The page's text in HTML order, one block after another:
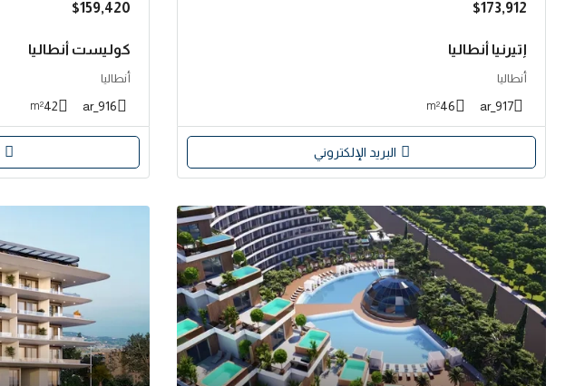
$173,912
إتيرنيا أنطاليا
أنطاليا
917_ar
46
m²
البريد الإلكتروني
$159,420
كوليست أنطاليا
أنطاليا
916_ar
42
m²